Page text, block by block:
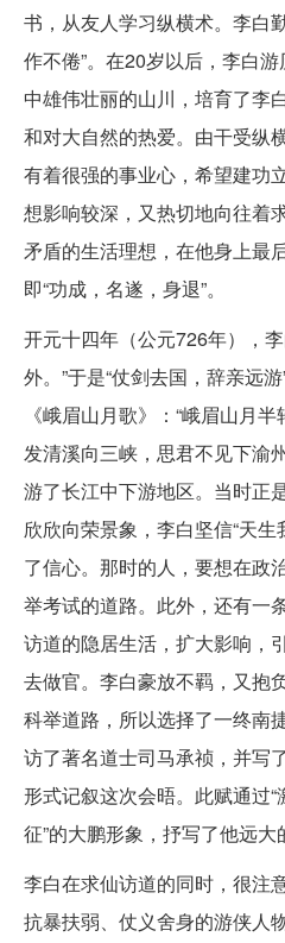
书，从友人学习纵横术。李白
作不倦”。在20岁以后，李白
中雄伟壮丽的山川，培育了李
和对大自然的热爱。由干受纵
有着很强的事业心，希望建功
想影响较深，又热切地向往着
矛盾的生活理想，在他身上最
即“功成，名遂，身退”。
开元十四年（公元726年），
外。”于是“仗剑去国，辞亲远
《峨眉山月歌》：“峨眉山月
发清溪向三峡，思君不见下渝
游了长江中下游地区。当时正
欣欣向荣景象，李白坚信“天
了信心。那时的人，要想在政
举考试的道路。此外，还有一
访道的隐居生活，扩大影响，
去做官。李白豪放不羁，又抱
科举道路，所以选择了一终南
访了著名道士司马承祯，并写
形式记叙这次会晤。此赋通过
征”的大鹏形象，抒写了他远大
李白在求仙访道的同时，很注
抗暴扶弱、仗义舍身的游侠人